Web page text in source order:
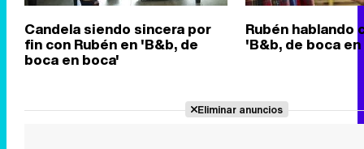
Candela siendo sincera por
fin con Rubén en 'B&b, de
boca en boca'
Rubén hablando
'B&b, de boca
Eliminar anuncios